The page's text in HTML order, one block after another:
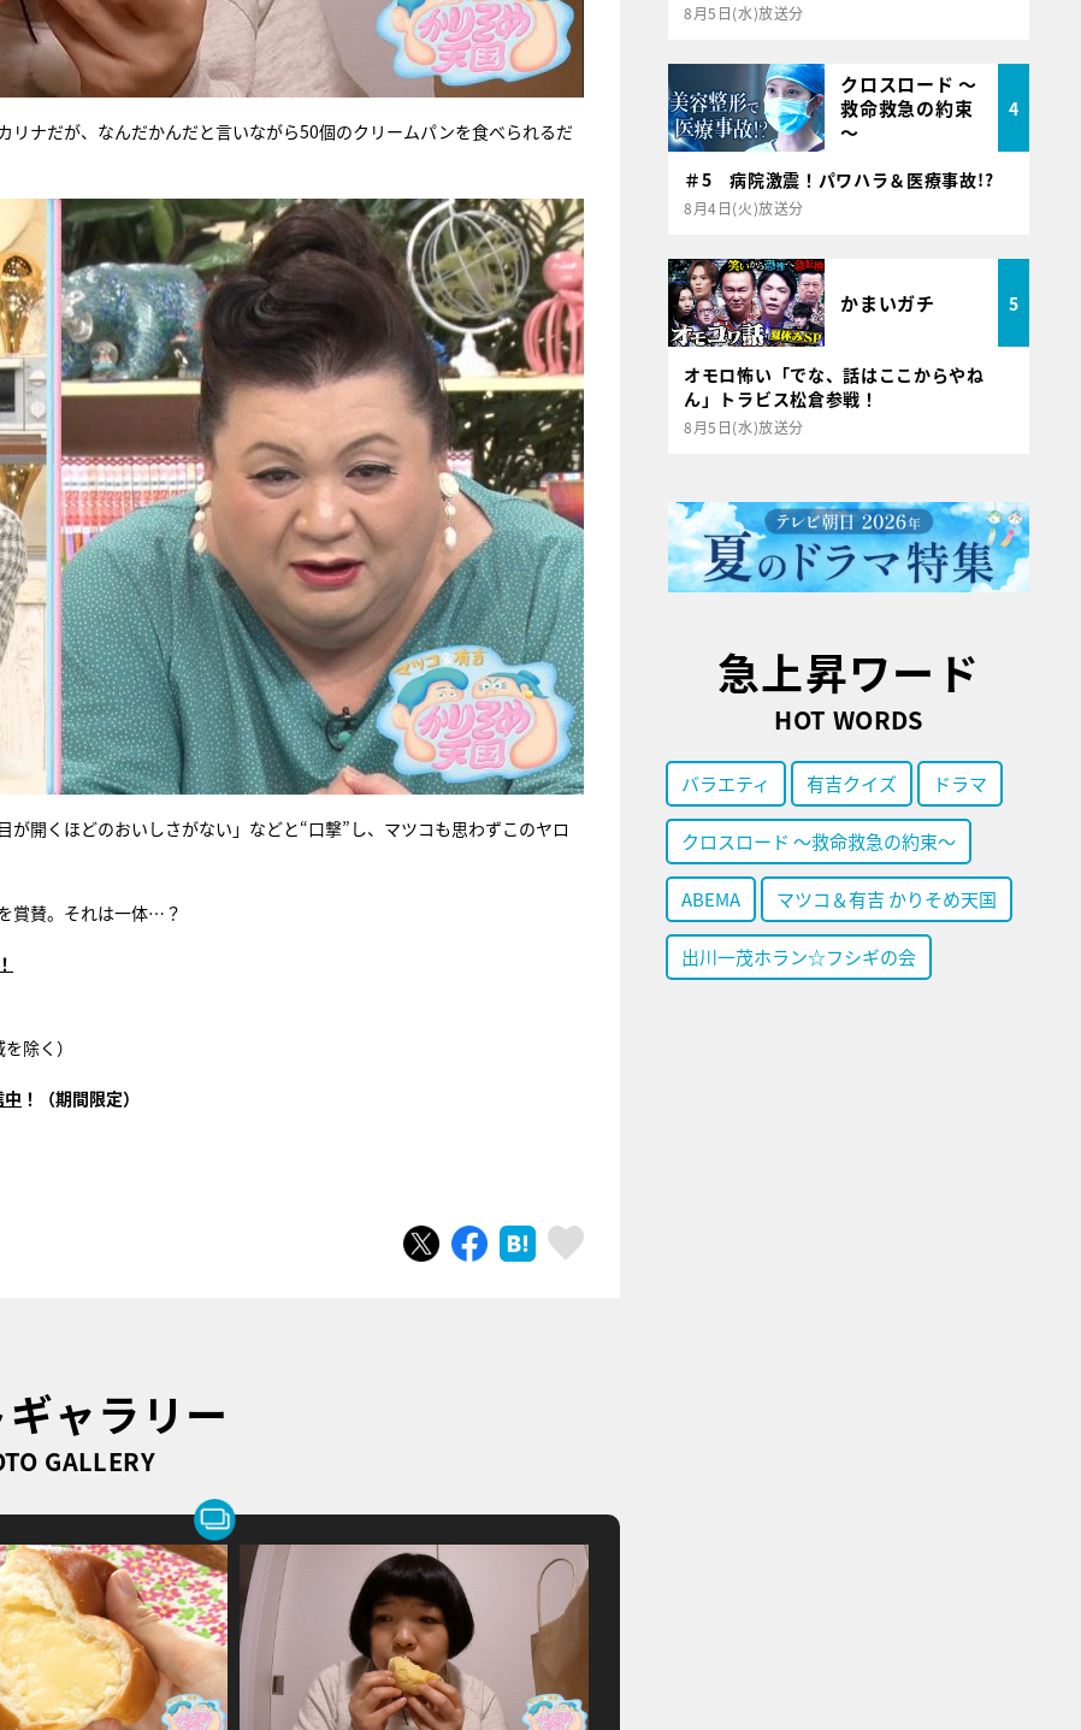
リナだが、なんだかんだと言いながら50個のクリームパンを食べられるだ
開くほどのおいしさがない」などと“口撃”し、マツコも思わずこのヤロ
賞賛。それは一体…？
除く）
！（期間限定）
ツイートシェア はてブ
ャラリー
GALLERY
8月5日(水)放送分
クロスロード ～
救命救急の約束
～
4
＃5 病院激震！パワハラ＆医療事故!?
8月4日(火)放送分
かまいガチ 5
オモロ怖い「でな、話はここからやね
ん」トラビス松倉参戦！
8月5日(水)放送分
急上昇ワード
HOT WORDS
バラエティ 有吉クイズ ドラマ
クロスロード ～救命救急の約束～
ABEMA マツコ＆有吉 かりそめ天国
出川一茂ホラン☆フシギの会